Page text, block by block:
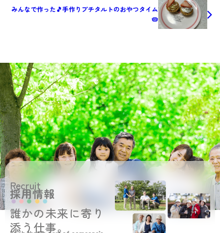
みんなで作った🎵手作りプチタルトのおやつタイム
🥧
Recruit
採用情報
誰かの未来に寄り
添う仕事。